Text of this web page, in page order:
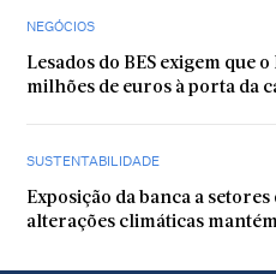
NEGÓCIOS
Lesados do BES exigem que
milhões de euros à porta da
SUSTENTABILIDADE
Exposição da banca a
alterações climáticas